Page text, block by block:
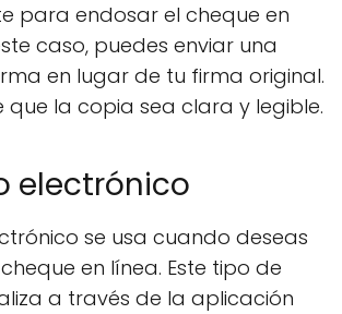
para endosar el cheque en
caso, puedes enviar una
en lugar de tu firma original.
que la copia sea clara y legible.
electrónico
se usa cuando deseas
en línea. Este tipo de
a través de la aplicación